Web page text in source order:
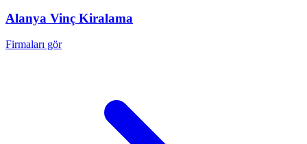
Alanya Vinç Kiralama
Firmaları gör